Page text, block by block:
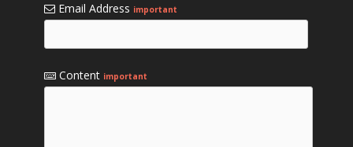
Email Address important
Content important